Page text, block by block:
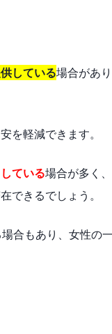
している場合があ
を軽減できます。
ている場合が多く
できるでしょう。
合もあり、女性の